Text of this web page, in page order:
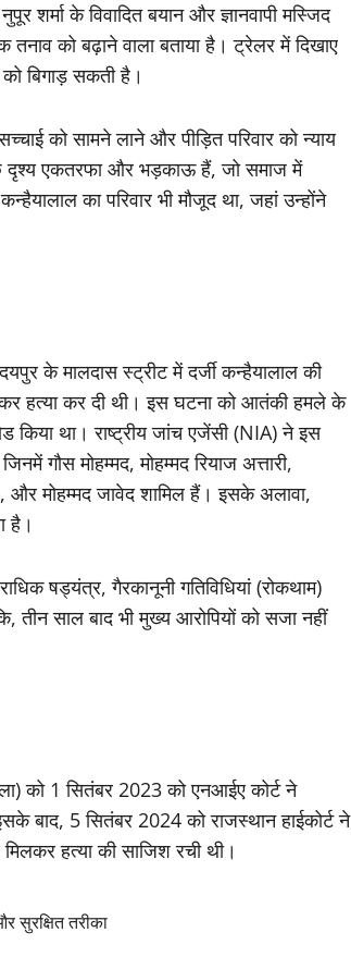
के विवादित बयान और ज्ञानवापी मस्जिद
तनाव को बढ़ाने वाला बताया है। ट्रेलर में दिखाए
बिगाड़ सकती है।
को सामने लाने और पीड़ित परिवार को न्याय
दृश्य एकतरफा और भड़काऊ हैं, जो समाज में
का परिवार भी मौजूद था, जहां उन्होंने
के मालदास स्ट्रीट में दर्जी कन्हैयालाल की
हत्या कर दी थी। इस घटना को आतंकी हमले के
किया था। राष्ट्रीय जांच एजेंसी (NIA) ने इस
गौस मोहम्मद, मोहम्मद रियाज अत्तारी,
और मोहम्मद जावेद शामिल हैं। इसके अलावा,
है।
षड्यंत्र, गैरकानूनी गतिविधियां (रोकथाम)
तीन साल बाद भी मुख्य आरोपियों को सजा नहीं
को 1 सितंबर 2023 को एनआईए कोर्ट ने
बाद, 5 सितंबर 2024 को राजस्थान हाईकोर्ट ने
हत्या की साजिश रची थी।
तरीका